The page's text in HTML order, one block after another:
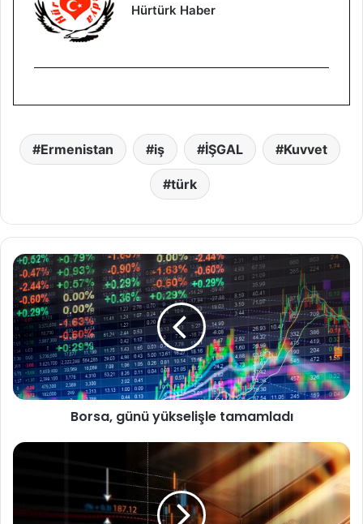
Hürtürk Haber
Ermenistan iş İŞGAL Kuvvet
türk
B
o
r
s
a
,
g
ü
n
ü
Borsa, günü yükselişle tamamladı
Ç